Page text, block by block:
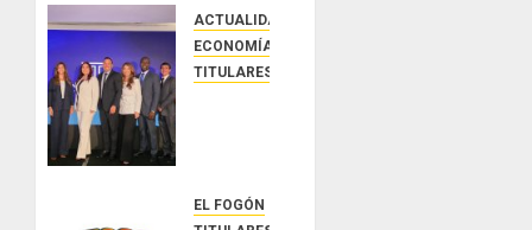
ACTUALIDAD
ECONOMÍA Y FINANZAS
TITULARES
CONALPROSE
EL FOGÓN